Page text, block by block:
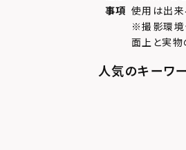
事項 使用は出来
※撮影環境
面上と実物